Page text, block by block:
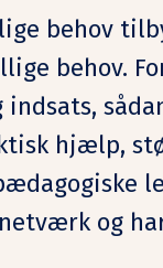
behov
behov.
hjælp,
og